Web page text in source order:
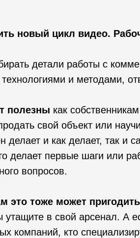
новый цикл видео.
детали работы с
и методами,
полезны как
свой объект или
делает и как делает, так и
делает первые шаги или
вопросов.
это тоже может
утащите в свой арсенал. А
компаний, кто